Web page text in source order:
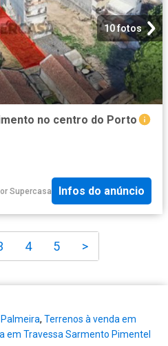
10 fotos
no centro do Porto
Supercasa Infos do anúncio
4 5 >
, Terrenos à venda em
em Travessa Sarmento Pimentel